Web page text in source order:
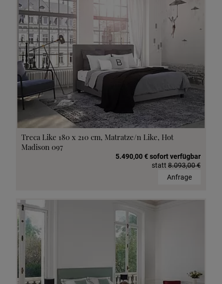
Treca Like 180 x 210 cm, Matratze/n Like, Hot
Madison 097
5.490,00 € sofort verfügbar
statt 8.093,00 €
Anfrage